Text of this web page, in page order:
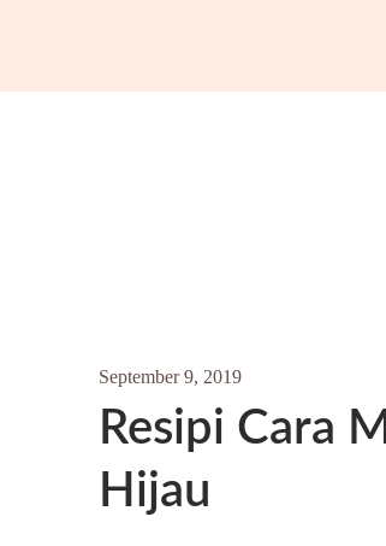
September 9, 2019
Resipi Cara
Hijau